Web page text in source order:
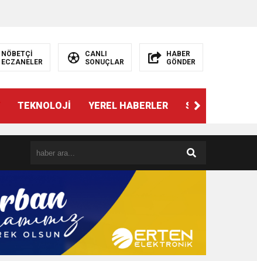
NÖBETÇİ
ECZANELER
CANLI
SONUÇLAR
HABER
GÖNDER
TEKNOLOJİ YEREL HABERLER SPOR